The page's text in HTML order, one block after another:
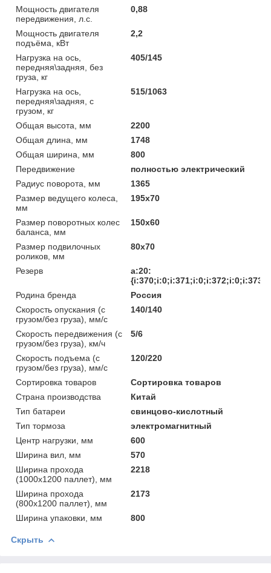
Мощность двигателя
передвижения, л.с.
0,88
Мощность двигателя
подъёма, кВт
2,2
Нагрузка на ось,
передняя\задняя, без
груза, кг
405/145
Нагрузка на ось,
передняя\задняя, с
грузом, кг
515/1063
Общая высота, мм
2200
Общая длина, мм
1748
Общая ширина, мм
800
Передвижение
полностью электрический
Радиус поворота, мм
1365
Размер ведущего колеса,
мм
195х70
Размер поворотных колес
баланса, мм
150х60
Размер подвилочных
роликов, мм
80х70
Резерв
a:20:
Родина бренда
Россия
Скорость опускания (с
грузом/без груза), мм/с
140/140
Скорость передвижения (с
грузом/без груза), км/ч
5/6
Скорость подъема (с
грузом/без груза), мм/с
120/220
Сортировка товаров
Сортировка товаров
Страна производства
Китай
Тип батареи
свинцово-кислотный
Тип тормоза
электромагнитный
Центр нагрузки, мм
600
Ширина вил, мм
570
Ширина прохода
(1000х1200 паллет), мм
2218
Ширина прохода
(800х1200 паллет), мм
2173
Ширина упаковки, мм 800
Скрыть